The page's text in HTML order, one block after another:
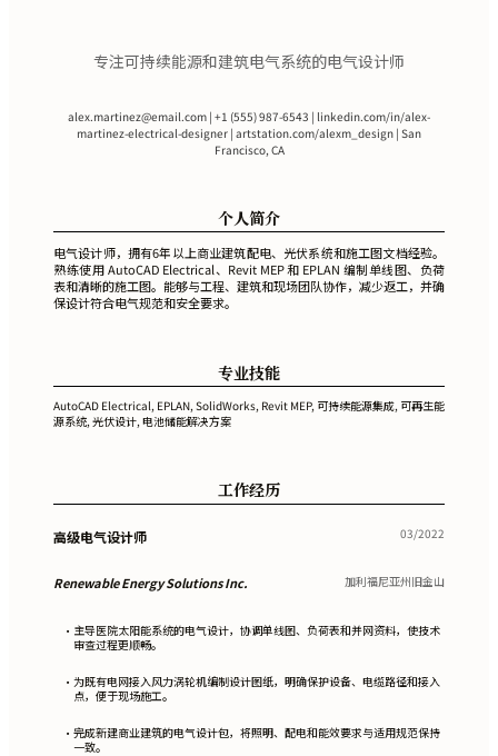
专注可持续能源和建筑电气系统的电气设计师
alex.martinez@email.com | +1 (555) 987-6543 | linkedin.com/in/alex-
martinez-electrical-designer | artstation.com/alexm_design | San
Francisco, CA
个人简介
电气设计师，拥有6年以上商业建筑配电、光伏系统和施工图文档经验。
熟练使用 AutoCAD Electrical、Revit MEP 和 EPLAN 编制单线图、负荷
表和清晰的施工图。能够与工程、建筑和现场团队协作，减少返工，并确
保设计符合电气规范和安全要求。
专业技能
AutoCAD Electrical, EPLAN, SolidWorks, Revit MEP, 可持续能源集成, 可再生能
源系统, 光伏设计, 电池储能解决方案
工作经历
高级电气设计师 03/2022
Renewable Energy Solutions Inc. 加利福尼亚州旧金山
• 主导医院太阳能系统的电气设计，协调单线图、负荷表和并网资料，使技术
审查过程更顺畅。
• 为既有电网接入风力涡轮机编制设计图纸，明确保护设备、电缆路径和接入
点，便于现场施工。
• 完成新建商业建筑的电气设计包，将照明、配电和能效要求与适用规范保持
一致。